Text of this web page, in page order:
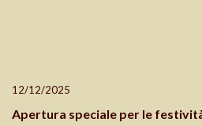
12/12/2025
Apertura speciale per le